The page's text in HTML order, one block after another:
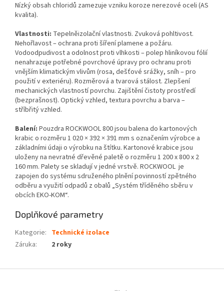
Nízký obsah chloridů zamezuje vzniku koroze nerezové oceli (AS
kvalita).
Vlastnosti: Tepelněizolační vlastnosti. Zvuková pohltivost.
Nehořlavost – ochrana proti šíření plamene a požáru.
Vodoodpudivost a odolnost proti vlhkosti – polep hliníkovou fólií
nenahrazuje potřebné povrchové úpravy pro ochranu proti
vnějším klimatickým vlivům (rosa, dešťové srážky, sníh – pro
použití v exteriéru). Rozměrová a tvarová stálost. Zlepšení
mechanických vlastností povrchu. Zajištění čistoty prostředí
(bezprašnost). Optický vzhled, textura povrchu a barva –
stříbřitý vzhled.
Balení: Pouzdra ROCKWOOL 800 jsou balena do kartonových
krabic o rozměru 1 020 × 392 × 391 mm s označením výrobce a
základními údaji o výrobku na štítku. Kartonové krabice jsou
uloženy na nevratné dřevěné paletě o rozměru 1 200 x 800 x 2
160 mm. Palety se skladují v jedné vrstvě. ROCKWOOL je
zapojen do systému sdruženého plnění povinností zpětného
odběru a využití odpadů z obalů „Systém tříděného sběru v
obcích EKO-KOM“.
Doplňkové parametry
Kategorie: Technické izolace
Záruka: 2 roky